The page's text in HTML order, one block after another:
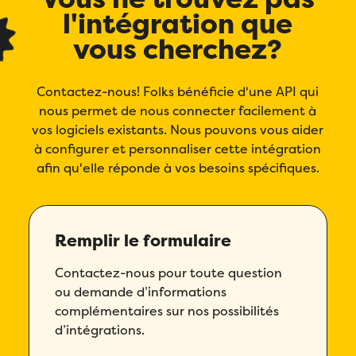
l'intégration que
vous cherchez?
Contactez-nous! Folks bénéficie d'une API qui
nous permet de nous connecter facilement à
vos logiciels existants. Nous pouvons vous aider
à configurer et personnaliser cette intégration
afin qu'elle réponde à vos besoins spécifiques.
Remplir le formulaire
Contactez-nous pour toute question
ou demande d’informations
complémentaires sur nos possibilités
d’intégrations.
*
*
Pays *
égal à0.
Dans quelle langue voulez-vous la démonstration?
*
Message *
Prénom *
Téléphone *
Pays *
Nombre d'employés
Email
Prénom *
Téléphone *
Compagnie *
Nombre d'employés